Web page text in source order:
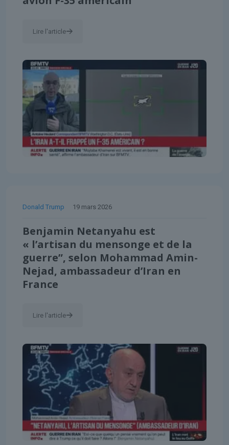
Lire l'article
Donald Trump 19 mars 2026
Benjamin Netanyahu est
« l’artisan du mensonge et de la
guerre”, selon Mohammad Amin-
Nejad, ambassadeur d’Iran en
France
Lire l'article